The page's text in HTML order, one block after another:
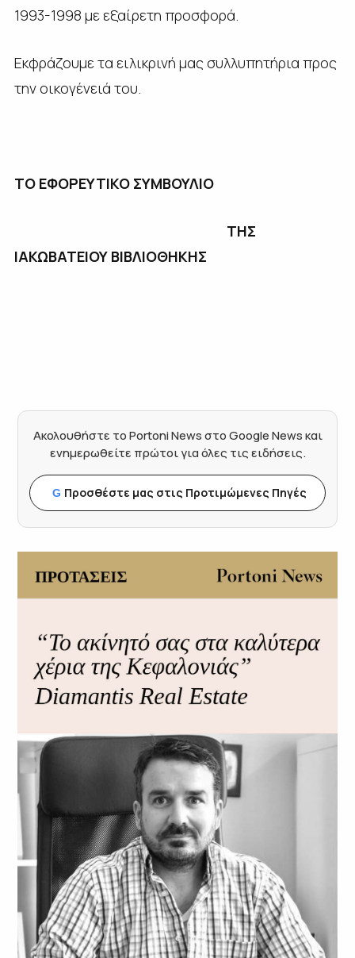
1993-1998 με εξαίρετη προσφορά.
Εκφράζουμε τα ειλικρινή μας συλλυπητήρια προς
την οικογένειά του.
ΤΟ ΕΦΟΡΕΥΤΙΚΟ ΣΥΜΒΟΥΛΙΟ
ΤΗΣ
ΙΑΚΩΒΑΤΕΙΟΥ ΒΙΒΛΙΟΘΗΚΗΣ
Ακολουθήστε το Portoni News στο Google News και
ενημερωθείτε πρώτοι για όλες τις ειδήσεις.
G Προσθέστε μας στις Προτιμώμενες Πηγές